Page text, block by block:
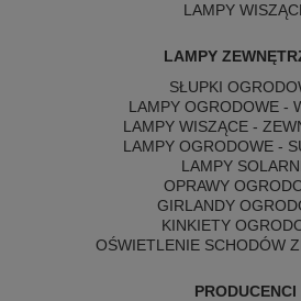
LAMPY
LAMPY
SŁUPKI
LAMPY OGRODOWE -
LAMPY WISZĄCE -
LAMPY OGRODOWE -
LAMPY
OPRAWY
GIRLANDY
KINKIETY
OŚWIETLENIE SCHODÓW
PRODUCENCI